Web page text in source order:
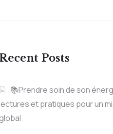
Posts
📚Prendre soin de son
et pratiques pour un
global